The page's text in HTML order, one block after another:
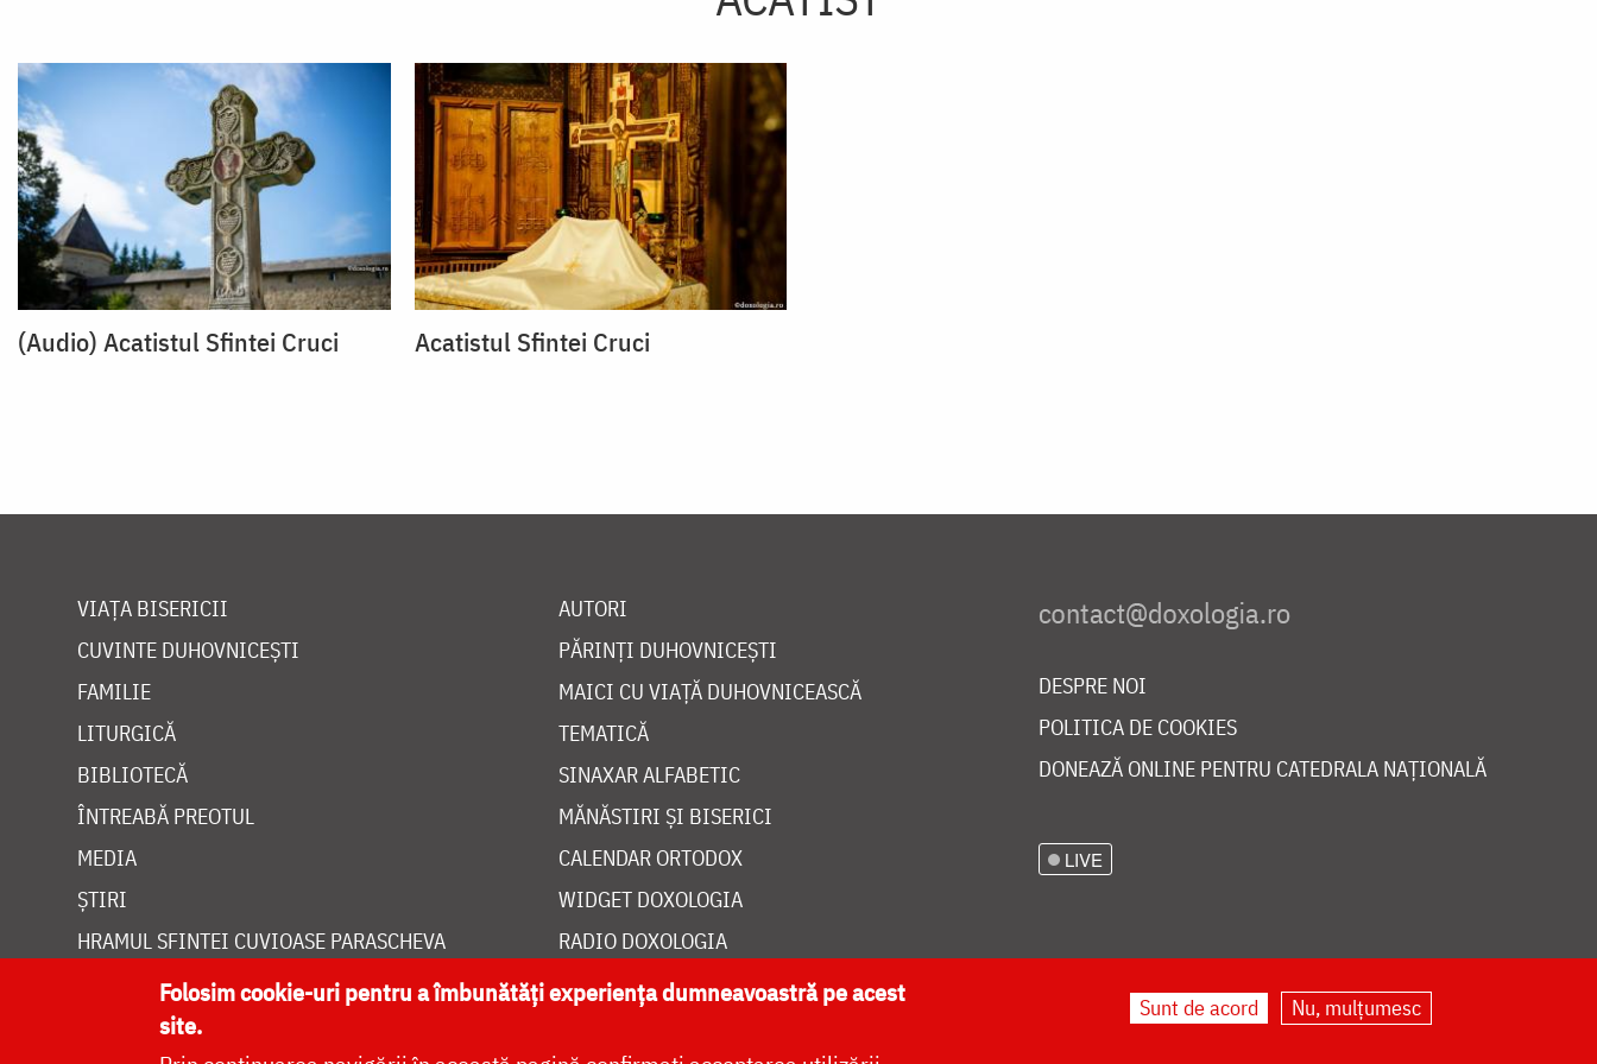
(Audio) Acatistul Sfintei Cruci Acatistul Sfintei Cruci
VIAȚA BISERICII
CUVINTE DUHOVNICEȘTI
FAMILIE
LITURGICĂ
BIBLIOTECĂ
ÎNTREABĂ PREOTUL
MEDIA
ȘTIRI
HRAMUL SFINTEI CUVIOASE PARASCHEVA
AUTORI
PĂRINȚI DUHOVNICEȘTI
MAICI CU VIAȚĂ DUHOVNICEASCĂ
TEMATICĂ
SINAXAR ALFABETIC
MĂNĂSTIRI ȘI BISERICI
CALENDAR ORTODOX
WIDGET DOXOLOGIA
RADIO DOXOLOGIA
DESPRE NOI
POLITICA DE COOKIES
DONEAZĂ ONLINE PENTRU CATEDRALA NAȚIONALĂ
LIVE
Folosim cookie-uri pentru a îmbunătăți experiența dumneavoastră pe acest
site.
Sunt de acord Nu, mulțumesc